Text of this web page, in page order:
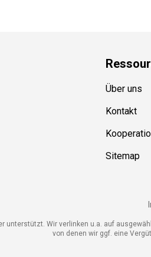
Über uns
Kontakt
Kooperation
Sitemap
Wir verlinken u.a. auf
von denen wir ggf. eine